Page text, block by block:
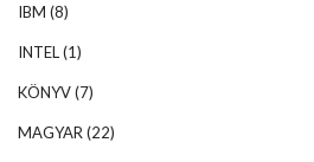
IBM (8)
INTEL(1)
KÖNYV(7)
MAGYAR(22)